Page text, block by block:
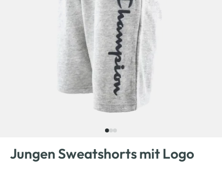
Jungen Sweatshorts mit Logo